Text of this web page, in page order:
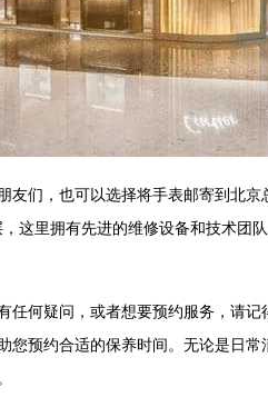
友们，也可以选择将手表邮寄到北
这里拥有先进的维修设备和技术团
任何疑问，或者想要预约服务，请
您预约合适的保养时间。无论是日